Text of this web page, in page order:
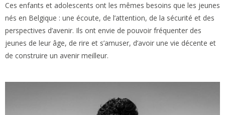
Ces enfants et adolescents ont les mêmes besoins que les jeunes
nés en Belgique : une écoute, de l’attention, de la sécurité et des
perspectives d’avenir. Ils ont envie de pouvoir fréquenter des
jeunes de leur âge, de rire et s’amuser, d’avoir une vie décente et
de construire un avenir meilleur.